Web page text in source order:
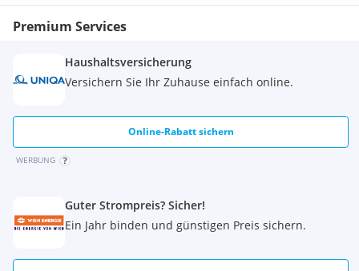
Premium Services
Haushaltsversicherung
Versichern Sie Ihr Zuhause einfach online.
Online-Rabatt sichern
WERBUNG
Guter Strompreis? Sicher!
Ein Jahr binden und günstigen Preis sichern.